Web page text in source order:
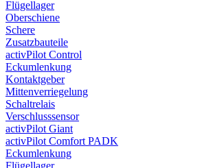
Flügellager
Oberschiene
Schere
Zusatzbauteile
activPilot Control
Eckumlenkung
Kontaktgeber
Mittenverriegelung
Schaltrelais
Verschlusssensor
activPilot Giant
activPilot Comfort PADK
Eckumlenkung
Flügellager